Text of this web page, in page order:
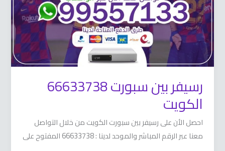
رسيفر بين سبورت 66633738
الكويت
احصل الأن على رسيفر بين سبورت الكويت من خلال التواصل
معنا عبر الرقم المباشر والموحد لدينا : 66633738 المفتوح على